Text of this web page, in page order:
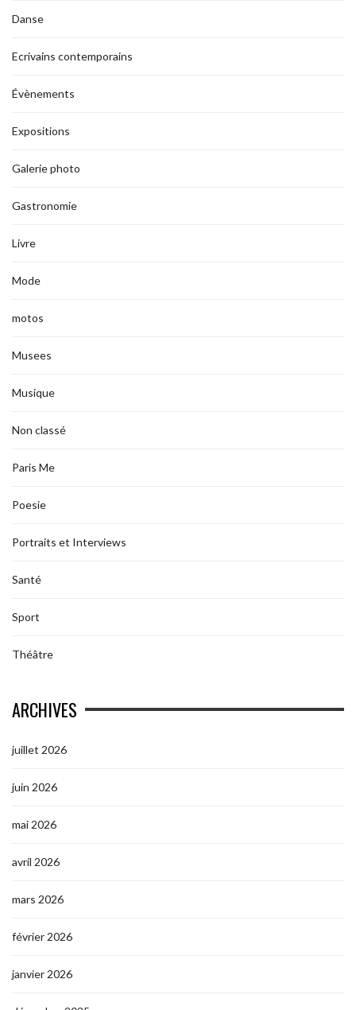
Danse
Ecrivains contemporains
Évènements
Expositions
Galerie photo
Gastronomie
Livre
Mode
motos
Musees
Musique
Non classé
Paris Me
Poesie
Portraits et Interviews
Santé
Sport
Théâtre
ARCHIVES
juillet 2026
juin 2026
mai 2026
avril 2026
mars 2026
février 2026
janvier 2026